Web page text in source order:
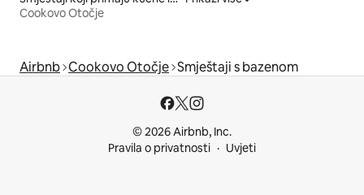
Cookovo Otočje
Airbnb Cookovo Otočje Smještaji s bazenom
© 2026 Airbnb, Inc.
Pravila o privatnosti
Uvjeti